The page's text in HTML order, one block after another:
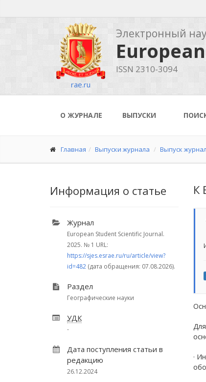
rae.ru
Электронный
ISSN 2310-3094
О ЖУРНАЛЕ ВЫПУСКИ
Главная Выпуски журнала Выпуск
Информация о статье
Журнал
European Student Scientific Journal.
2025. № 1 URL:
https://sjes.esrae.ru/ru/article/view?
id=482 (дата обращения: 07.08.2026).
Раздел
Географические науки
УДК
-
Дата поступления статьи в
редакцию
26.12.2024
К
·